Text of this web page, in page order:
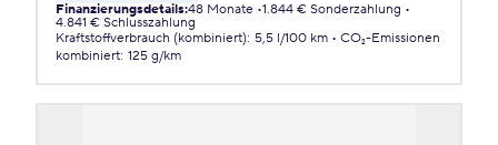
Finanzierungsdetails:48 Monate 1.844 € Sonderzahlung
4.841 € Schlusszahlung
Kraftstoffverbrauch (kombiniert): 5,5 l/100 km
CO₂-Emissionen
kombiniert: 125 g/km